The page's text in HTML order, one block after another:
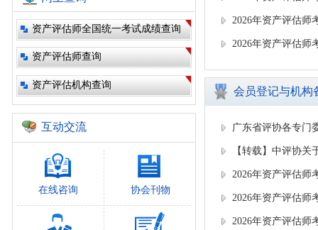
2026年资产评估师
2026年资产评估师
资产评估师全国统一考试成绩查询
资产评估师查询
资产评估机构查询
会员登记与机构
广东省评协各专门
【转载】中评协
2026年资产评估师
2026年资产评估师
2026年资产评估师
互动交流
在线咨询 协会刊物